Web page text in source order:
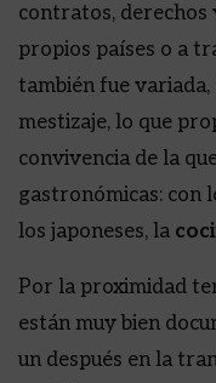
contratos, derechos
propios países o a
también fue
mestizaje, lo que
convivencia de la
gastronómicas: con
los japoneses, la
Por la proximidad
están muy bien
un después en la